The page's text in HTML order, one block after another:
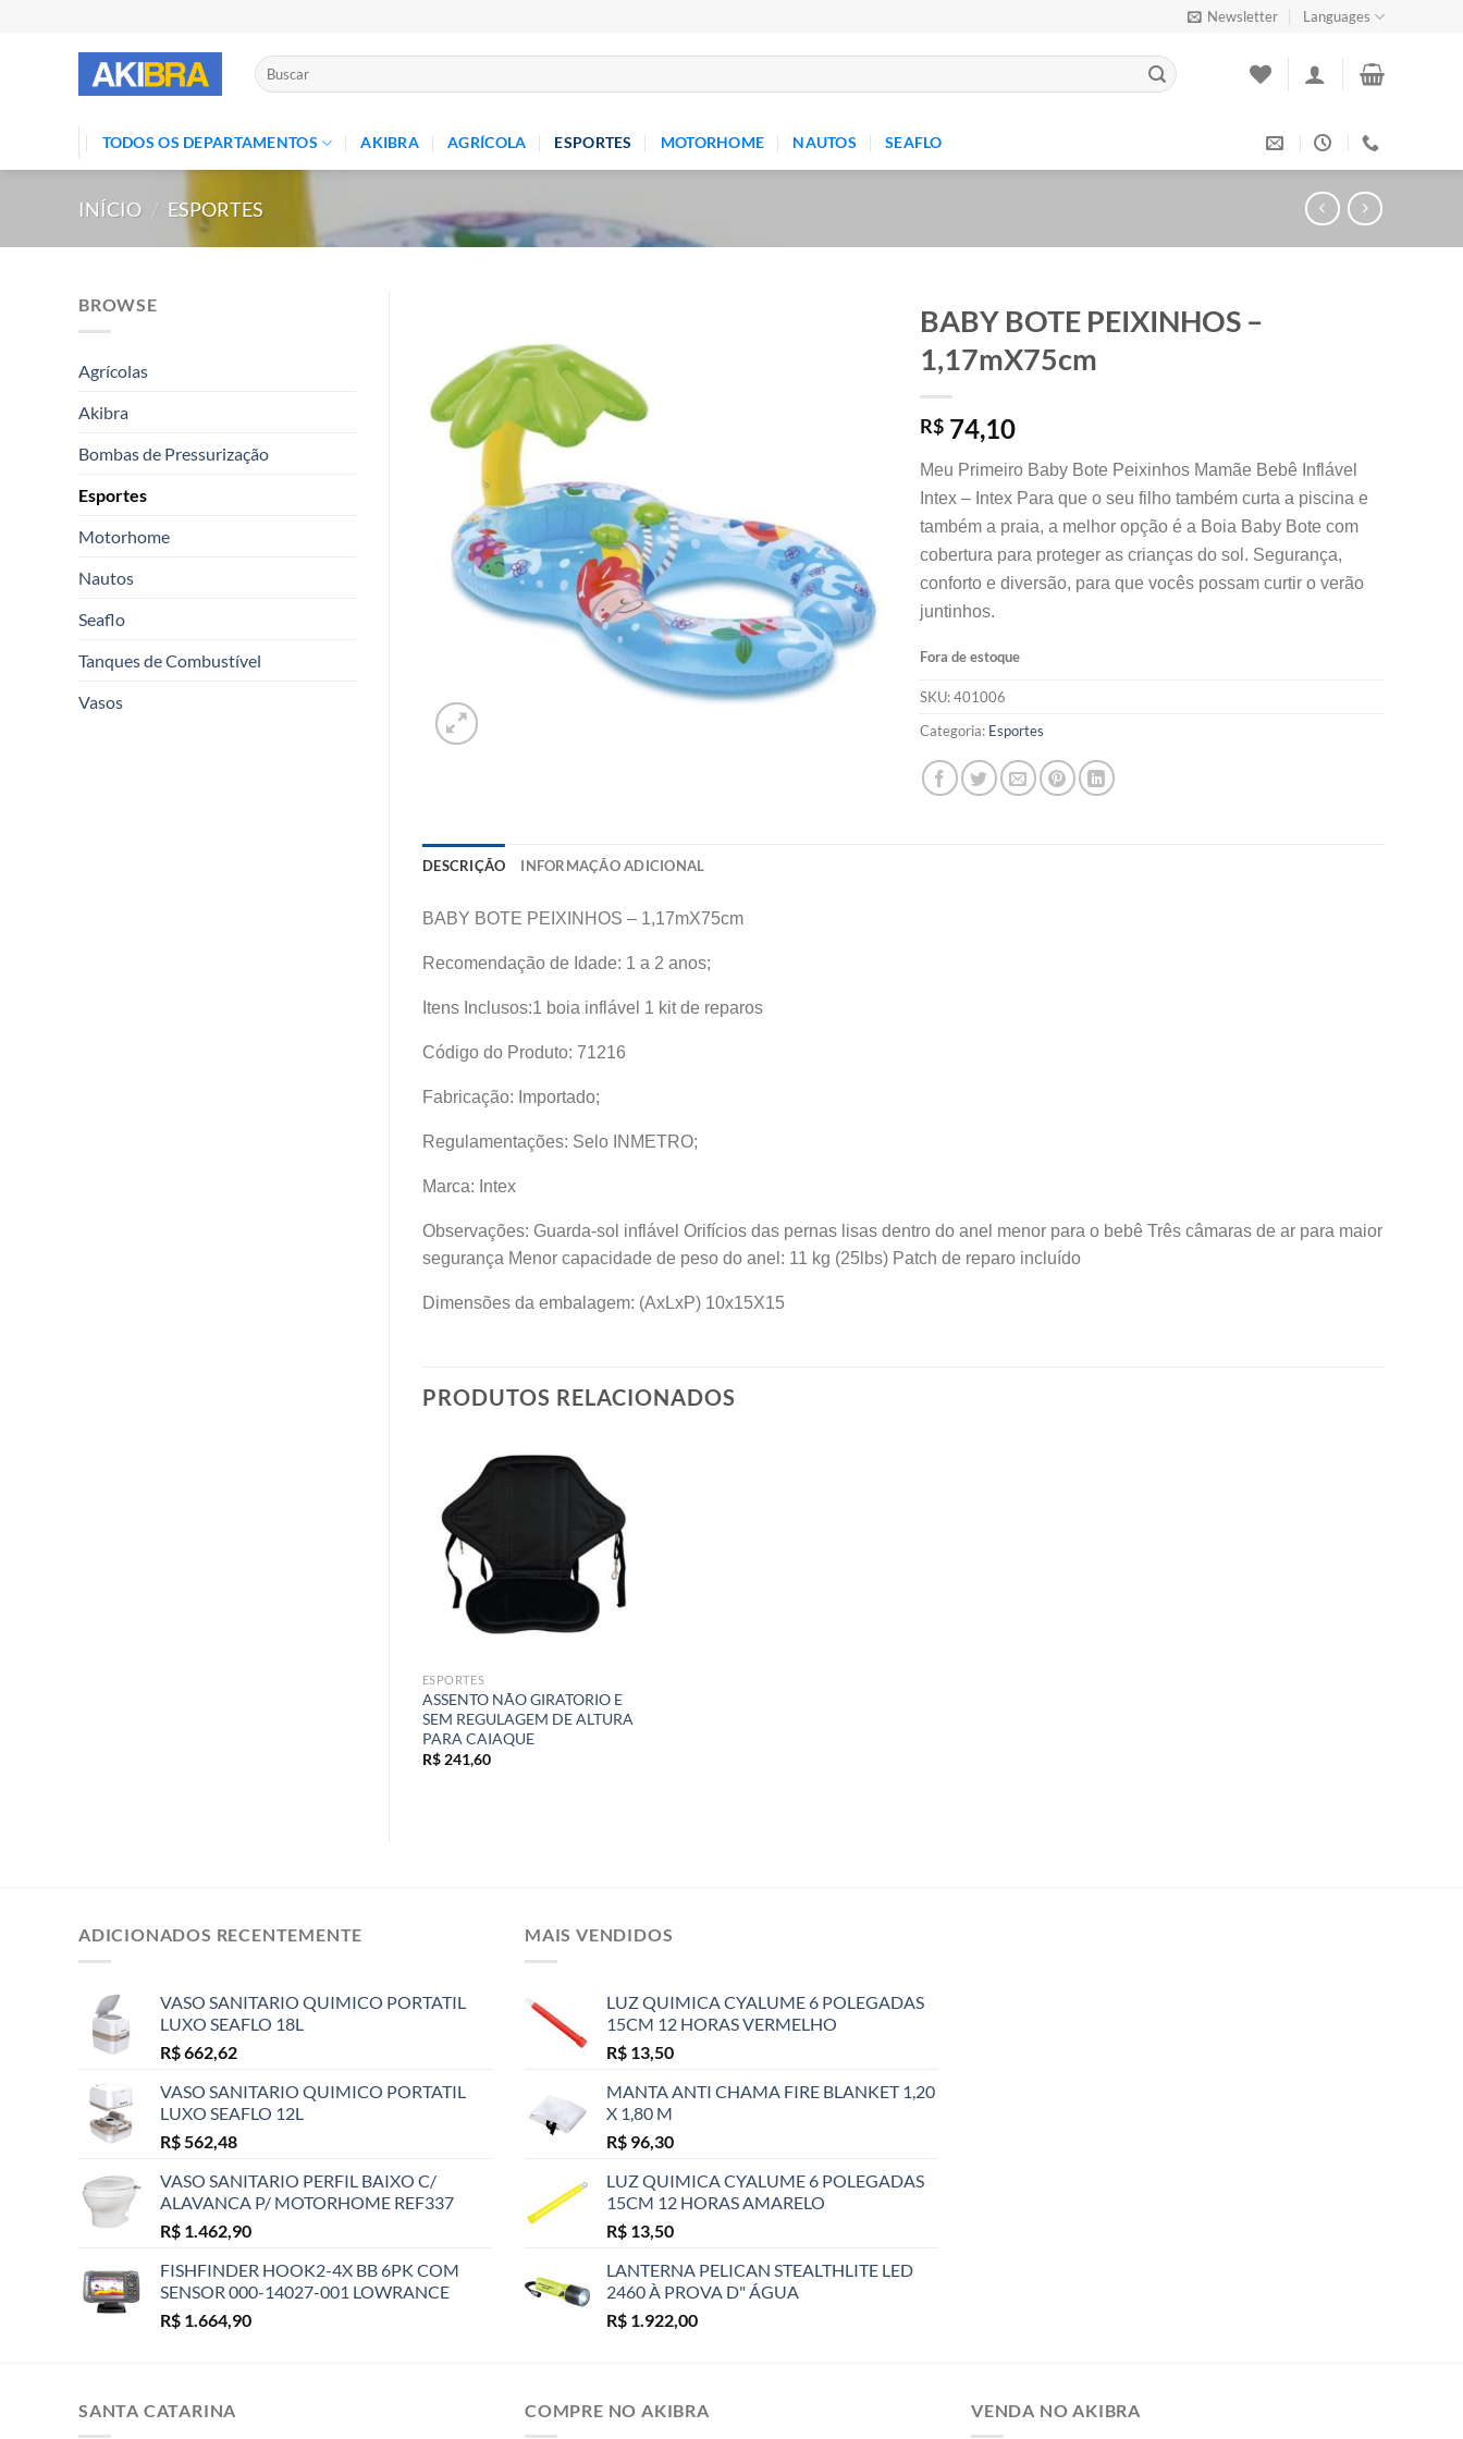
Newsletter Languages
Pesquisar
por:
TODOS OS DEPARTAMENTOS AKIBRA AGRÍCOLA ESPORTES MOTORHOME NAUTOS SEAFLO
INÍCIO / ESPORTES
BROWSE
Agrícolas
Akibra
Bombas de Pressurização
Esportes
Motorhome
Nautos
Seaflo
Tanques de Combustível
Vasos
BABY BOTE PEIXINHOS –
1,17mX75cm
R$ 74,10
Meu Primeiro Baby Bote Peixinhos Mamãe Bebê Inflável
Intex – Intex Para que o seu filho também curta a piscina e
também a praia, a melhor opção é a Boia Baby Bote com
cobertura para proteger as crianças do sol. Segurança,
conforto e diversão, para que vocês possam curtir o verão
juntinhos.
Fora de estoque
SKU:401006
Categoria: Esportes
DESCRIÇÃO INFORMAÇÃO ADICIONAL
BABY BOTE PEIXINHOS – 1,17mX75cm
Recomendação de Idade: 1 a 2 anos;
Itens Inclusos:1 boia inflável 1 kit de reparos
Código do Produto: 71216
Fabricação: Importado;
Regulamentações: Selo INMETRO;
Marca: Intex
Observações: Guarda-sol inflável Orifícios das pernas lisas dentro do anel menor para o bebê Três câmaras de ar para maior
segurança Menor capacidade de peso do anel: 11 kg (25lbs) Patch de reparo incluído
Dimensões da embalagem: (AxLxP) 10x15X15
PRODUTOS RELACIONADOS
Add to
wishlist
ESPORTES
ASSENTO NÃO GIRATORIO E
SEM REGULAGEM DE ALTURA
PARA CAIAQUE
R$241,60
ADICIONADOS RECENTEMENTE
VASO SANITARIO QUIMICO PORTATIL
LUXO SEAFLO 18L
R$662,62
VASO SANITARIO QUIMICO PORTATIL
LUXO SEAFLO 12L
R$ 562,48
VASO SANITARIO PERFIL BAIXO C/
ALAVANCA P/ MOTORHOME REF337
R$ 1.462,90
FISHFINDER HOOK2-4X BB 6PK COM
SENSOR 000-14027-001 LOWRANCE
R$ 1.664,90
MAIS VENDIDOS
LUZ QUIMICA CYALUME 6 POLEGADAS
15CM 12 HORAS VERMELHO
R$ 13,50
MANTA ANTI CHAMA FIRE BLANKET 1,20
X 1,80 M
R$ 96,30
LUZ QUIMICA CYALUME 6 POLEGADAS
15CM 12 HORAS AMARELO
R$ 13,50
LANTERNA PELICAN STEALTHLITE LED
2460 À PROVA D" ÁGUA
R$ 1.922,00
SANTA CATARINA COMPRE NO AKIBRA VENDA NO AKIBRA